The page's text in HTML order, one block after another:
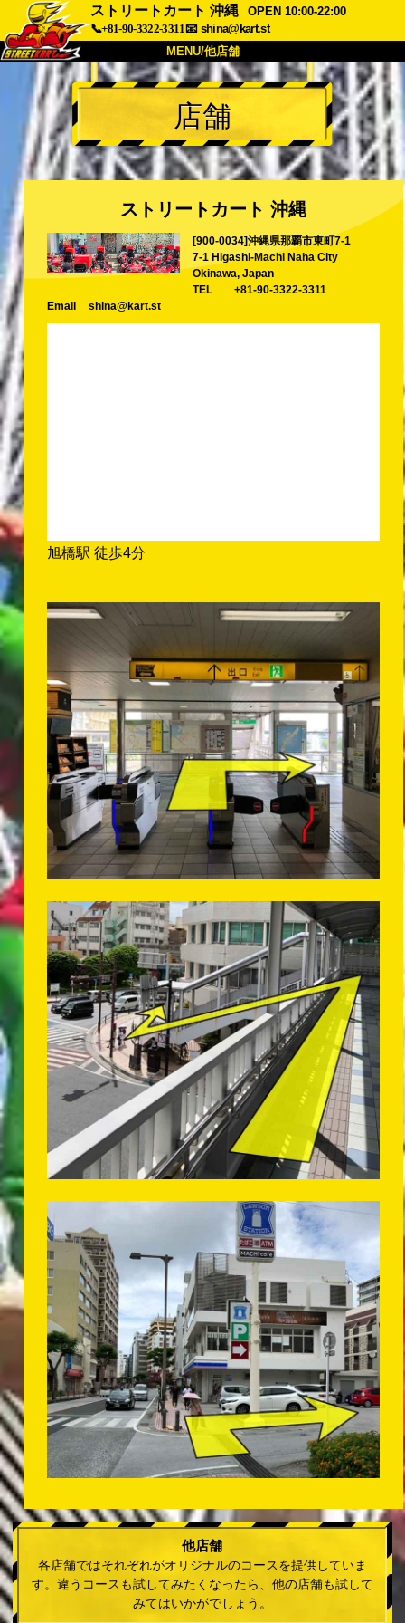
ストリートカート 沖縄
OPEN 10:00-22:00
📞+81-90-3322-3311📧 shina@kart.st
MENU/他店舗
トップ
概要 車両 価格
アクセス 評価 FAQ
会社 予約
他店舗
東京 品川 東京 秋葉原 #1
東京 秋葉原 #2
東京 渋谷アネックス
店舗
ストリートカート 沖縄
[900-0034]沖縄県那覇市東町7-1
7-1 Higashi-Machi Naha City
Okinawa, Japan
TEL
+81-90-3322-3311
Email
shina@kart.st
旭橋駅 徒歩4分
他店舗
各店舗ではそれぞれがオリジナルのコースを提供していま
す。違うコースも試してみたくなったら、他の店舗も試して
みてはいかがでしょう。